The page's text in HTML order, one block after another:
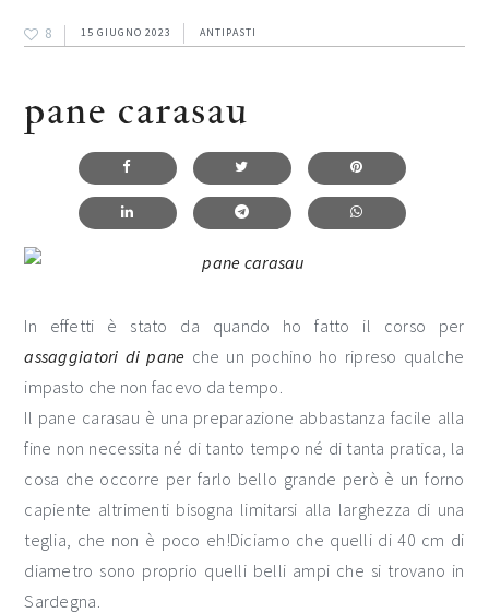
8 15 GIUGNO 2023 ANTIPASTI
pane carasau
In effetti è stato da quando ho fatto il corso per
assaggiatori di pane che un pochino ho ripreso qualche
impasto che non facevo da tempo.
Il pane carasau è una preparazione abbastanza facile alla
fine non necessita né di tanto tempo né di tanta pratica, la
cosa che occorre per farlo bello grande però è un forno
capiente altrimenti bisogna limitarsi alla larghezza di una
teglia, che non è poco eh!Diciamo che quelli di 40 cm di
diametro sono proprio quelli belli ampi che si trovano in
Sardegna.